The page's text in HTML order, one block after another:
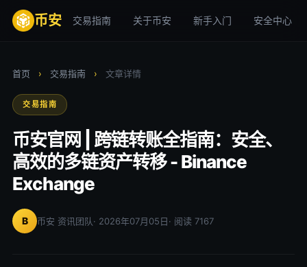
币安 交易指南 关于币安 新手入门 安全中心
首页 › 交易指南 › 文章详情
交易指南
币安官网 | 跨链转账全指南：安全、
高效的多链资产转移 - Binance
Exchange
B 币安 资讯团队· 2026年07月05日· 阅读 7167